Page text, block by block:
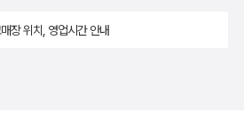
장 위치, 영업시간 안내